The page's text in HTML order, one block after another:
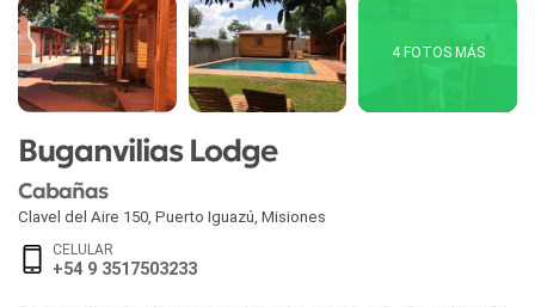
4 FOTOS MÁS
Buganvilias Lodge
Cabañas
Clavel del Aire 150 Puerto Iguazú Misiones
CELULAR
+54 9 3517503233